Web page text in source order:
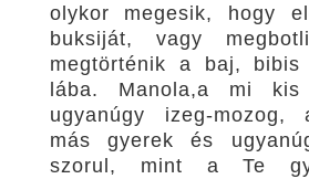
olykor megesik, hogy
buksiját, vagy
megtörténik a baj,
lába. Manola,a mi
ugyanúgy izeg-mozog,
más gyerek és
szorul, mint a Te